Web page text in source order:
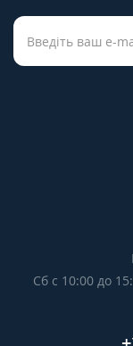
Сб с 10:00 до